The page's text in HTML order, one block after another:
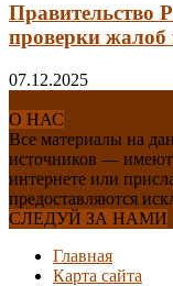
Правительство
проверки жалоб
07.12.2025
О НАС
Все материалы на
источников — имеют
интернете или
предоставляются
СЛЕДУЙ ЗА НАМИ
Главная
Карта сайта